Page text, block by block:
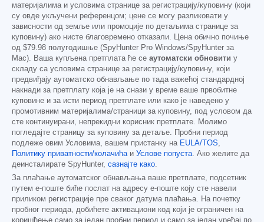
материјалима и условима странице за регистрацију/куповину (који
су овде укључени референцом; цене се могу разликовати у
зависности од земље или промоције по детаљима странице за
куповину) ако нисте благовремено отказали. Цена обично почиње
од $79.98 полугодишње (SpyHunter Pro Windows/SpyHunter за
Mac). Ваша купљена претплата ће се аутоматски обновити у
складу са условима странице за регистрацију/куповину, који
предвиђају аутоматско обнављање по тада важећој стандардној
накнади за претплату која је на снази у време ваше првобитне
куповине и за исти период претплате или како је наведено у
промотивним материјалима/страници за куповину, под условом да
сте континуирани, непрекидни корисник претплате. Молимо
погледајте страницу за куповину за детаље. Пробни период
подлеже овим Условима, вашем пристанку на EULA/TOS,
Политику приватности/колачићаи Услове попуста. Ако желите да
деинсталирате SpyHunter, сазнајте како.
За плаћање аутоматског обнављања ваше претплате, подсетник
путем е-поште биће послат на адресу е-поште коју сте навели
приликом регистрације пре сваког датума плаћања. На почетку
пробног периода, добићете активациони код који је ограничен на
коришћење само за један пробни период и само за један уређај по